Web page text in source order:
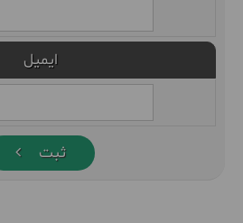
ایمیل
ثبت